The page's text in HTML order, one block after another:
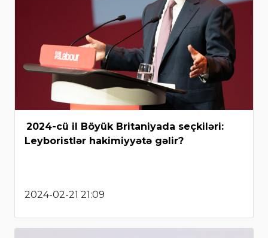
2024-cü il Böyük Britaniyada seçkiləri:
Leyboristlər hakimiyyətə gəlir?
2024-02-21 21:09